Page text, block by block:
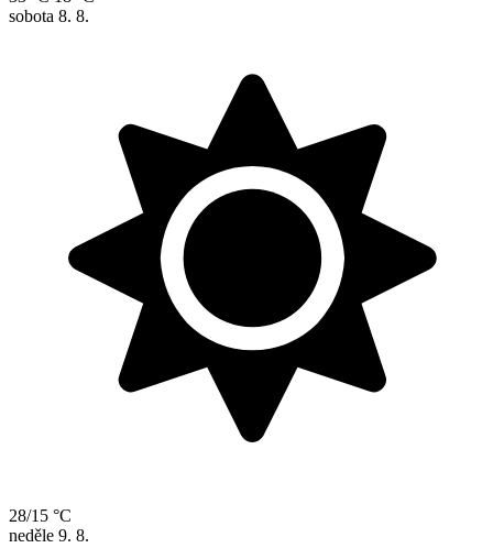
sobota 8. 8.
28/15 °C
neděle 9. 8.